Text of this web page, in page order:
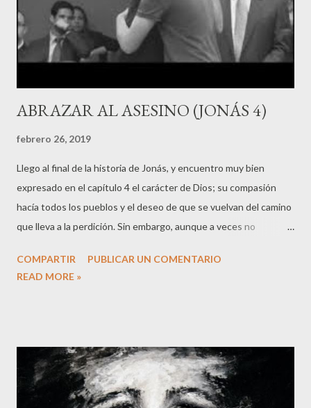
ABRAZAR AL ASESINO (JONÁS 4)
febrero 26, 2019
Llego al final de la historia de Jonás, y encuentro muy bien
expresado en el capítulo 4 el carácter de Dios; su compasión
hacía todos los pueblos y el deseo de que se vuelvan del camino
que lleva a la perdición. Sin embargo, aunque a veces no
frontalmente con nuestro verdadero deseo, el cual, como en
un profundo malestar, se enojó y oró al Señor con estas
palabras: — ¡Oh, Señor! ¿Acaso no era esto lo que yo me decía
mientras estaba en mi tierra? Por esto me apresuré a huir hacia
COMPARTIR
PUBLICAR UN COMENTARIO
READ MORE »